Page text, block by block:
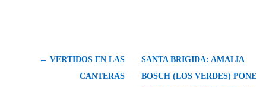
← VERTIDOS EN LAS
CANTERAS
SANTA BRIGIDA: AMALIA
BOSCH (LOS VERDES) PONE